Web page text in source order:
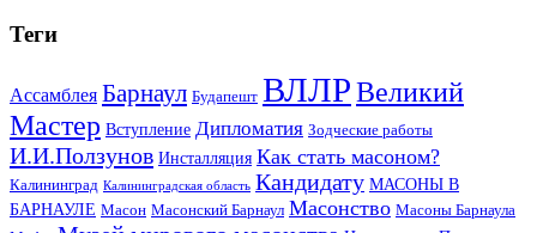
Теги
Ассамблея Барнаул Будапешт ВЛЛРВеликий
Мастер Вступление Дипломатия Зодческие работы
И.И.Ползунов Инсталляция Как стать масоном?
Калининград Калининградская область Кандидату МАСОНЫ В
БАРНАУЛЕ Масон Масонский Барнаул Масонство Масоны Барнаула